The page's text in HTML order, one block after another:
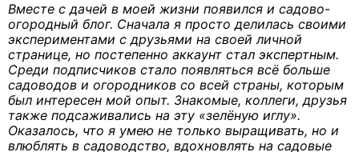
Вместе с дачей в моей жизни появился и садово-
огородный блог. Сначала я просто делилась своими
экспериментами с друзьями на своей личной
странице, но постепенно аккаунт стал экспертным.
Среди подписчиков стало появляться всё больше
садоводов и огородников со всей страны, которым
был интересен мой опыт. Знакомые, коллеги, друзья
также подсаживались на эту «зелёную иглу».
Оказалось, что я умею не только выращивать, но и
влюблять в садоводство, вдохновлять на садовые